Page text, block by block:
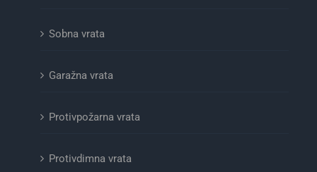
Sobna vrata
Garažna vrata
Protivpožarna vrata
Protivdimna vrata